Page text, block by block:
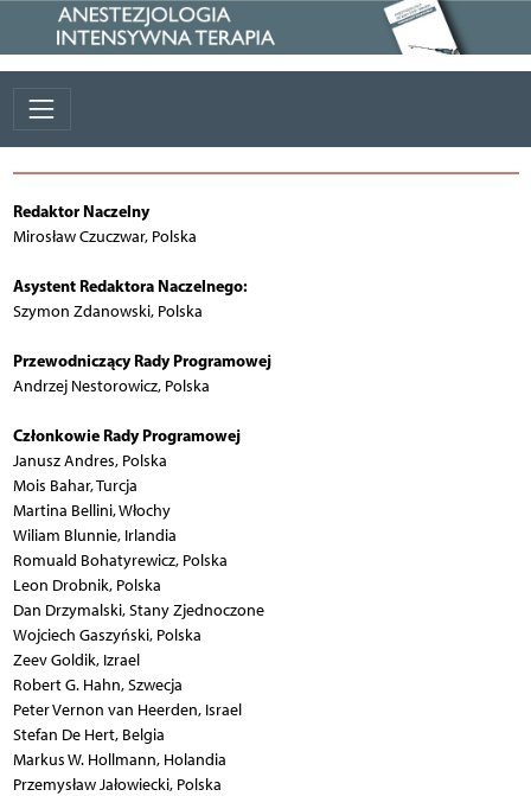
Redaktor Naczelny
Mirosław Czuczwar, Polska
Asystent Redaktora Naczelnego:
Szymon Zdanowski, Polska
Przewodniczący Rady Programowej
Andrzej Nestorowicz, Polska
Członkowie Rady Programowej
Janusz Andres, Polska
Mois Bahar, Turcja
Martina Bellini, Włochy
Wiliam Blunnie, Irlandia
Romuald Bohatyrewicz, Polska
Leon Drobnik, Polska
Dan Drzymalski, Stany Zjednoczone
Wojciech Gaszyński, Polska
Zeev Goldik, Izrael
Robert G. Hahn, Szwecja
Peter Vernon van Heerden, Israel
Stefan De Hert, Belgia
Markus W. Hollmann, Holandia
Przemysław Jałowiecki, Polska